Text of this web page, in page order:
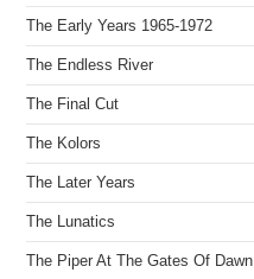
The Early Years 1965-1972
The Endless River
The Final Cut
The Kolors
The Later Years
The Lunatics
The Piper At The Gates Of Dawn